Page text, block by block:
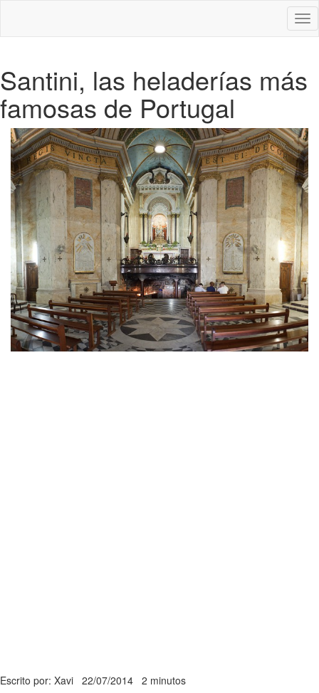
Santini, las heladerías más
famosas de Portugal
Escrito por: Xavi 22/07/2014 2 minutos